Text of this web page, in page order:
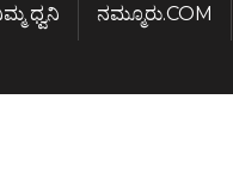
ಧ್ವನಿ ನಮ್ಮೂರು.COM